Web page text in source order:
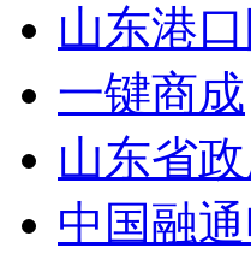
山东港
一键商成
山东省
中国融